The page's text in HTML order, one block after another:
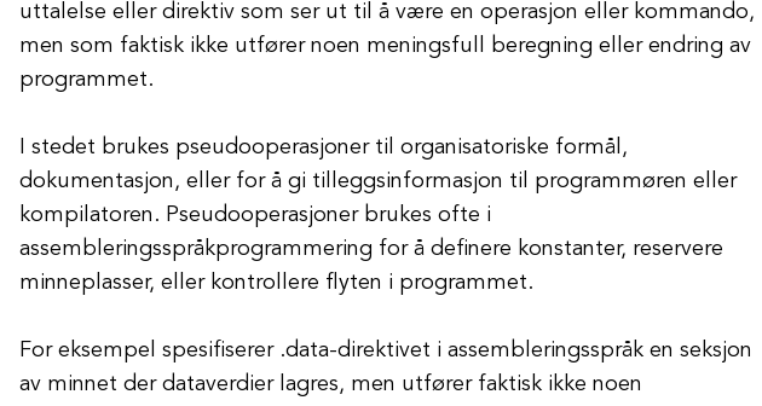
uttalelse eller direktiv som ser ut til å være en operasjon eller kommando,
men som faktisk ikke utfører noen meningsfull beregning eller endring av
programmet.
I stedet brukes pseudooperasjoner til organisatoriske formål,
dokumentasjon, eller for å gi tilleggsinformasjon til programmøren eller
kompilatoren. Pseudooperasjoner brukes ofte i
assembleringsspråkprogrammering for å definere konstanter, reservere
minneplasser, eller kontrollere flyten i programmet.
For eksempel spesifiserer .data-direktivet i assembleringsspråk en seksjon
av minnet der dataverdier lagres, men utfører faktisk ikke noen